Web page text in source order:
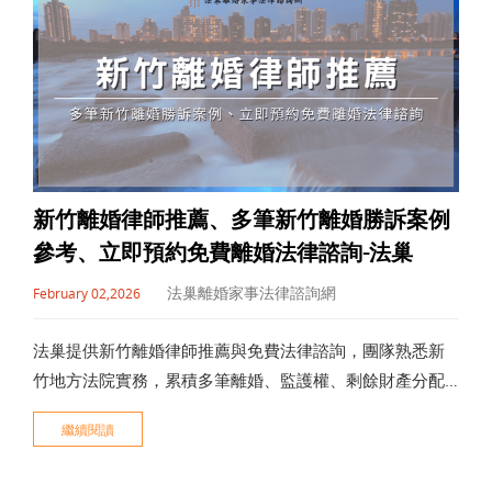
新竹離婚律師推薦、多筆新竹離婚勝訴案例
參考、立即預約免費離婚法律諮詢-法巢
February 02,2026 法巢離婚家事法律諮詢網
法巢提供新竹離婚律師推薦與免費法律諮詢，團隊熟悉新
竹地方法院實務，累積多筆離婚、監護權、剩餘財產分配
及侵害配偶權勝訴案例。由劉維濬律師、邱竑錡律師、楊
富勝律師、王培安律師、陳貞宜律師、蔡岳倫律師、賴佳
繼續閱讀